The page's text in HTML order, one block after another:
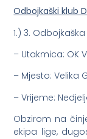
Odbojkaški klub
1.) 3.
– Utakmica: OK
– Mjesto: Velika
– Vrijeme:
Obzirom na
ekipa lige,